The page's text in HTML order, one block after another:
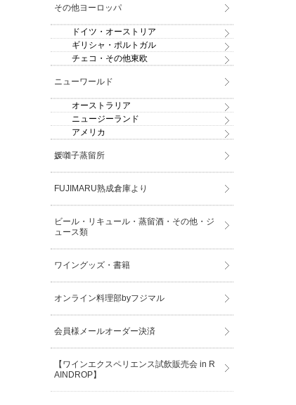
その他ヨーロッパ
ドイツ・オーストリア
ギリシャ・ポルトガル
チェコ・その他東欧
ニューワールド
オーストラリア
ニュージーランド
アメリカ
媛囃子蒸留所
FUJIMARU熟成倉庫より
ビール・リキュール・蒸留酒・その他・ジ
ュース類
ワイングッズ・書籍
オンライン料理部byフジマル
会員様メールオーダー決済
【ワインエクスペリエンス試飲販売会 in R
AINDROP】